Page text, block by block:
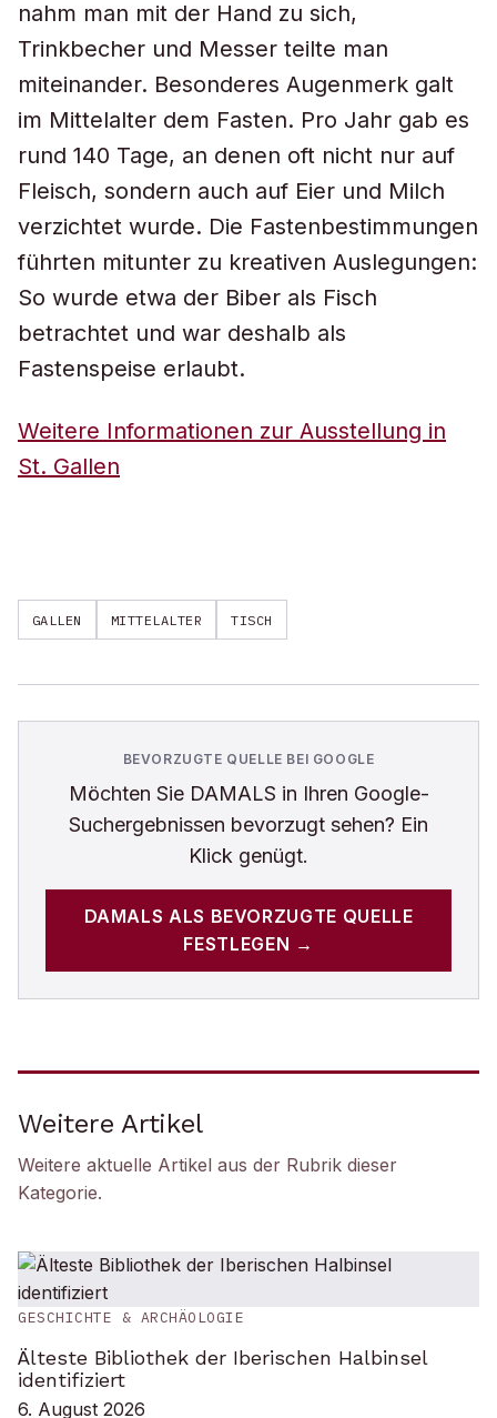
nahm man mit der Hand zu sich,
Trinkbecher und Messer teilte man
miteinander. Besonderes Augenmerk galt
im Mittelalter dem Fasten. Pro Jahr gab es
rund 140 Tage, an denen oft nicht nur auf
Fleisch, sondern auch auf Eier und Milch
verzichtet wurde. Die Fastenbestimmungen
führten mitunter zu kreativen Auslegungen:
So wurde etwa der Biber als Fisch
betrachtet und war deshalb als
Fastenspeise erlaubt.
Weitere Informationen zur Ausstellung in
St. Gallen
GALLEN MITTELALTER TISCH
BEVORZUGTE QUELLE BEI GOOGLE
Möchten Sie DAMALS in Ihren Google-
Suchergebnissen bevorzugt sehen? Ein
Klick genügt.
DAMALS ALS BEVORZUGTE QUELLE
FESTLEGEN →
Weitere Artikel
Weitere aktuelle Artikel aus der Rubrik dieser
Kategorie.
GESCHICHTE & ARCHÄOLOGIE
Älteste Bibliothek der Iberischen Halbinsel
identifiziert
6. August 2026